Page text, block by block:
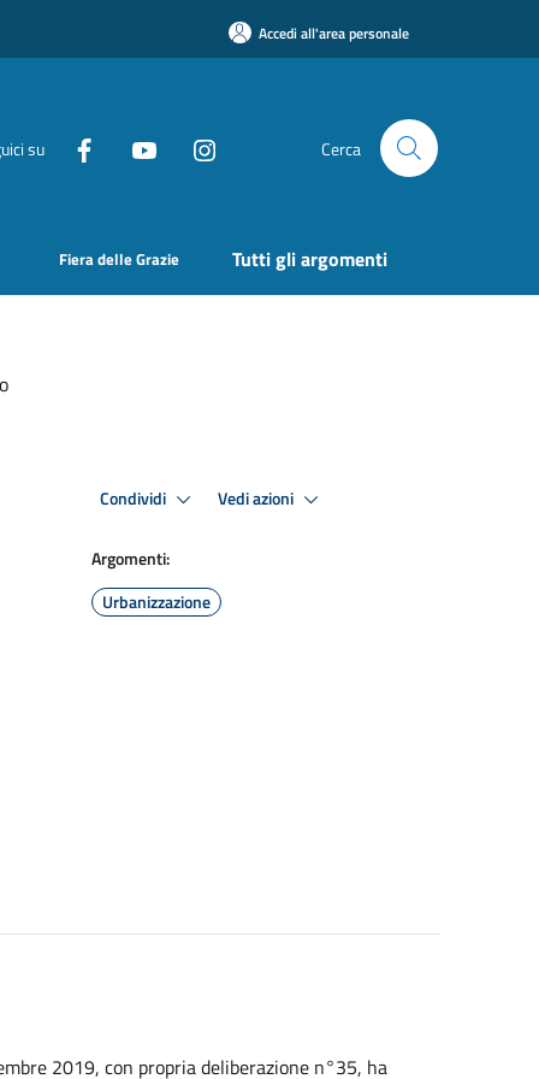
Accedi all'area personale
su Cerca
Fiera delle Grazie Tutti gli argomenti
Condividi Vedi azioni
Argomenti:
Urbanizzazione
2019, con propria deliberazione n°35, ha